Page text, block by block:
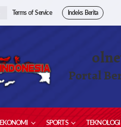
Terms of Service Indeks Berita
Portal
EKONOMI SPORTS TEKNOLOGI